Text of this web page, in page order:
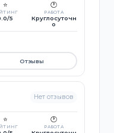
⭐
5
🕐
РАБОТА
Круглосуточн
о
Отзывы
Нет отзывов
⭐ 🕐
РАБОТА